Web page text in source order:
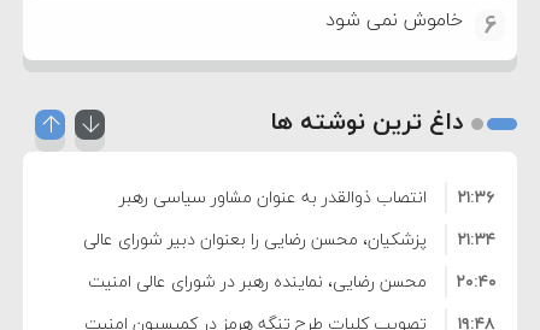
6 خاموش نمی شود
داغ ترین نوشته ها
انتصاب ذوالقدر به عنوان مشاور سیاسی رهبر
انقلاب
۲۱:۳۶
پزشکیان، محسن رضایی را بعنوان دبیر شورای عالی
امنیت منصوب کرد
۲۱:۳۴
محسن رضایی، نماینده رهبر در شورای عالی امنیت
ملی شد
۲۰:۴۰
تصویب کلیات طرح تنگه هرمز در کمیسیون امنیت
۱۹:۴۸